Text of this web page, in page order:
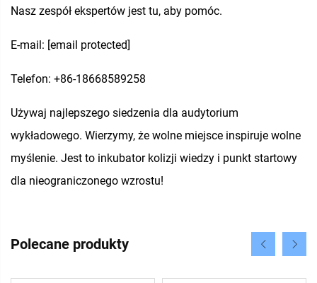
Nasz zespół ekspertów jest tu, aby pomóc.
E-mail: [email protected]
Telefon: +86-18668589258
Używaj najlepszego siedzenia dla audytorium
wykładowego. Wierzymy, że wolne miejsce inspiruje wolne
myślenie. Jest to inkubator kolizji wiedzy i punkt startowy
dla nieograniczonego wzrostu!
Polecane produkty